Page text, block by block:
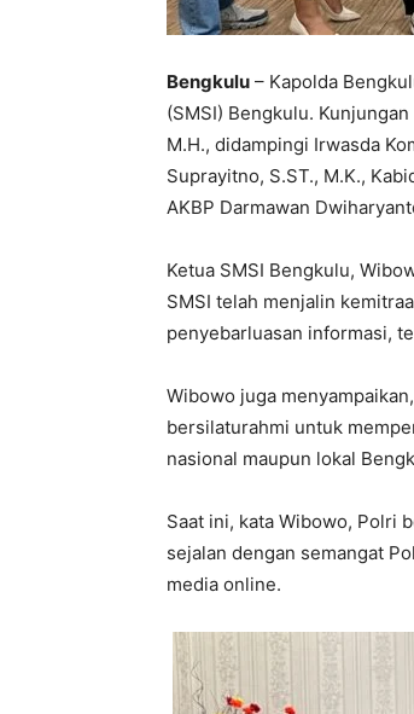
Bengkulu – Kapolda
(SMSI) Bengkulu.
M.H., didampingi Irwasda
Suprayitno, S.ST., M.K.,
AKBP Darmawan
Ketua SMSI Bengkulu,
SMSI telah menjalin
penyebarluasan informasi,
Wibowo juga
bersilaturahmi untuk
nasional maupun lokal
Saat ini, kata Wibowo, Polri
sejalan dengan semangat
media online.